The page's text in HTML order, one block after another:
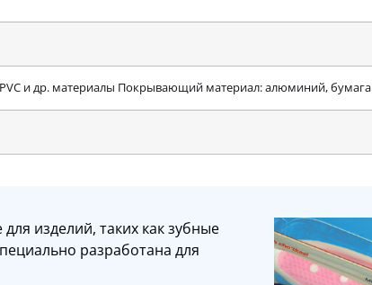
и др. материалы Покрывающий материал: алюминий, бумага
изделий, таких как зубные
разработана для